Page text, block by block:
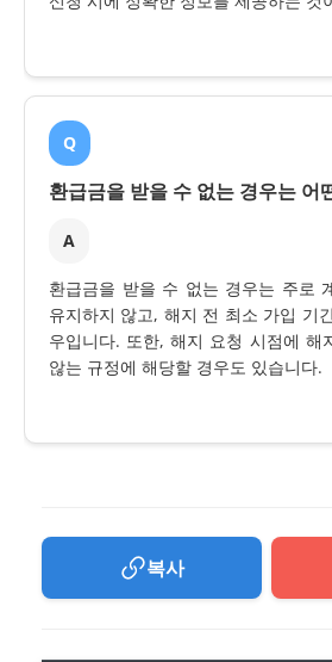
Q
환급금을 받을 수 없는 경우는 어
A
환급금을 받을 수 없는 경우는 주로
유지하지 않고, 해지 전 최소 가입 기
우입니다. 또한, 해지 요청 시점에 해
않는 규정에 해당할 경우도 있습니다.
복사